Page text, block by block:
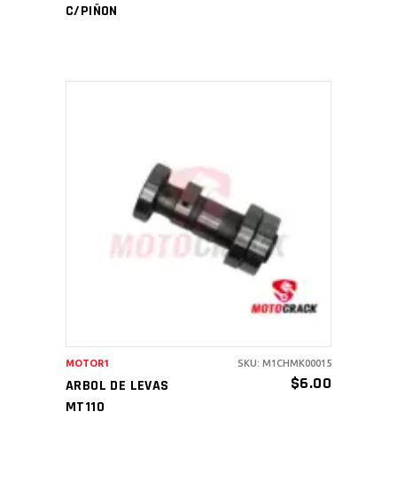
C/PIÑON
AÑADIR AL CARRITO
ARBOL DE LEVAS
MT110
$6.00
MOTOR1 SKU: M1CHMK00015